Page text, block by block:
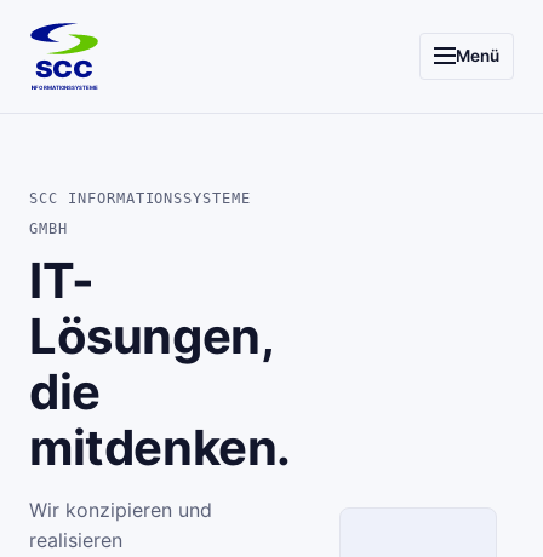
SCC
INFORMATIONSSYSTEME
Menü
SCC INFORMATIONSSYSTEME
GMBH
IT-
Lösungen,
die
mitdenken.
Wir konzipieren und
realisieren